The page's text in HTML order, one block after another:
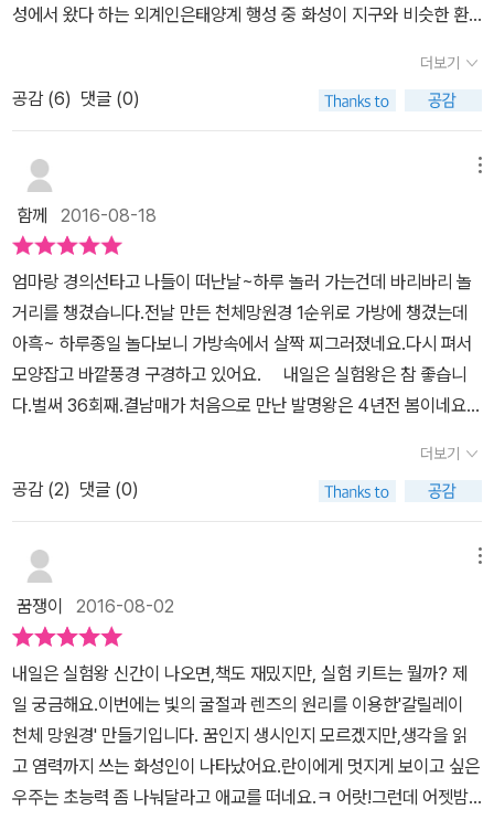
성에서 왔다 하는 외계인은태양계 행성 중 화성이 지구와 비슷한 환
실제로도 지구인들이 화성으로 가고자 한다!?그런데 문제는 우주선
으로 지구에서 화성은 오케이.근데 화성에서 지구로는 다시 못돌아온
다는 기술력.그럼에도 화성인이 되고자 하는 지구인들이 줄을 섰다
니,영화 '마션'도 완전 말이 안되는 건 아닌건가요.한편,대결을 앞두고
있는 독일과 인도.소식통 지만이의 특정!대결이 취소되었다는 사실!
바로, 유성때문이었다 해요.유성은 보통 대기권에서 타버리고,혹은
지구에 떨어지더라도지구 면적의 2/3인 바다에 떨어지곤 한다는데,
이렇게 땅으로 떨어졌다는 건 특종 중 특종이죠.한편, 우주는 운석이
뭣이 중허냐 했는데운석은 유성체, 유성과 같은 말이라는 사실!1) 소
행성이나 혜성 등에서 떨어진파편이나 찌꺼기, 먼지 등은 유성체2)
유성체가 지구의대기와 부딪혀빛을 내며 타는 것은 유성 -----> 이
런 유성이 한꺼번에 떨어지면 유성우.3) 유성체가 대기를 통과하면서
모두 타지 않고 지표면에 떨어지면 운석운석이 대단한 가치가 있다는
사실을 알고,우주는 금속탐지기를 만들어서 찾겠다고.그런데, 여기서
세나는,별이 어떻게 탄생하는지의 가르침을 주며평정을 되찾고 있습
니다.덕분에, 우주처럼우리 아이들도 태양계과 행성, 우주 등과학지
식이 쑥쑥 ♪한편, 이번 책은 은근 철학적이에요.우주가 원소에게 어
찌 내편을 아니드느냐! 하니우리는 결국 태양계에서 모두 영향을 받
는 행성들.그러니 우리는 서로 우주에서 모두 중요한 위치.아이들도
이러한 메세지를잘 알아들었기를요. 그리하여, '서로 중요한 행성들'
은훈훈하게도 유성우를 모두 같이 반짝이는 마음으로 지켜보게 되었
답니다.어느 팀 상관없이, 함께 과학하는 아이들이니깐요.한편, 이 기
더보기
공감 (6) 댓글 (0)
함께 2016-08-18
엄마랑 경의선타고 나들이 떠난날~하루 놀러 가는건데 바리바리 놀
거리를 챙겼습니다.전날 만든 천체망원경 1순위로 가방에 챙겼는데
아흑~ 하루종일 놀다보니 가방속에서 살짝 찌그러졌네요.다시 펴서
모양잡고 바깥풍경 구경하고 있어요. 내일은 실험왕은 참 좋습니
다.벌써 36회째.결남매가 처음으로 만난 발명왕은 4년전 봄이네요.
138225118내일은 발명왕 따라서 번개길을 만들어 보았어요~실험
좋아하는 아이라면 한번즈음 접해보았을 과학발명 만화-내일은 발명
왕 내일은 발명왕 보다 내일은 실험...blog.naver.com 은끼는 아기
라면서..ㅎㅎ http://blog.naver.com/elyuri33/90177314429
뽀송뽀송한 날이 그립니다. 그래도 울 아이들은 책과 함께 하니 늘 즐
겁습니다. 버럭 ...blog.naver.com 남매와 함께 자라는 실험왕와
키트이번에는 태양과 행성에 대한 주제로 이야기를 풀고 있어요.여행
전날 꼼지락꼼지락 만들어서 방학숙제 생각도 못했는데 이렇게 완성
되니 내고 싶은 마음^^ 뭐가 좋은지 깔깔 웃으며만들고 있어요.접착
테이프 사이즈에 맞게 컷팅되어 있어서만들기 완전 완전 편하게 구성
되어졌더라구요 어둠이 내린 앞 풍경 저 멀리 보이는 학교 네온싸
더보기
공감 (2) 댓글 (0)
꿈쟁이 2016-08-02
내일은 실험왕 신간이 나오면,책도 재밌지만, 실험 키트는 뭘까? 제
일 궁금해요.이번에는 빛의 굴절과 렌즈의 원리를 이용한'갈릴레이
천체 망원경' 만들기입니다. 꿈인지 생시인지 모르겠지만,생각을 읽
고 염력까지 쓰는 화성인이 나타났어요.란이에게 멋지게 보이고 싶은
우주는 초능력 좀 나눠달라고 애교를 떠네요.ㅋ 어랏!그런데 어젯밤